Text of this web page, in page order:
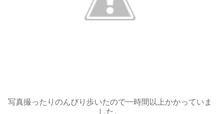
写真撮ったりのんびり歩いたので一時間以上かかっていま
した。